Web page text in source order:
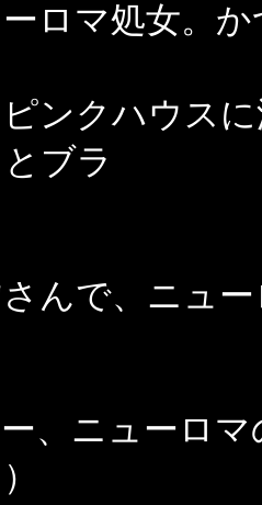
ロマ処女。
ンクハウス
ブラ
んで、ニュ
ー、ニューロ